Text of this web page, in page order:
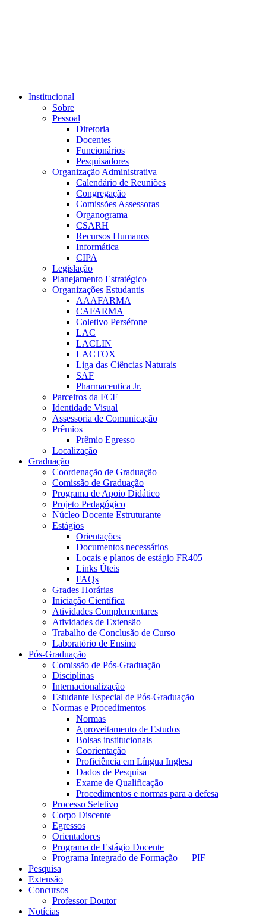
Institucional
Sobre
Pessoal
Diretoria
Docentes
Funcionários
Pesquisadores
Organização Administrativa
Calendário de Reuniões
Congregação
Comissões Assessoras
Organograma
CSARH
Recursos Humanos
Informática
CIPA
Legislação
Planejamento Estratégico
Organizações Estudantis
AAAFARMA
CAFARMA
Coletivo Perséfone
LAC
LACLIN
LACTOX
Liga das Ciências Naturais
SAF
Pharmaceutica Jr.
Parceiros da FCF
Identidade Visual
Assessoria de Comunicação
Prêmios
Prêmio Egresso
Localização
Graduação
Coordenação de Graduação
Comissão de Graduação
Programa de Apoio Didático
Projeto Pedagógico
Núcleo Docente Estruturante
Estágios
Orientações
Documentos necessários
Locais e planos de estágio FR405
Links Úteis
FAQs
Grades Horárias
Iniciação Científica
Atividades Complementares
Atividades de Extensão
Trabalho de Conclusão de Curso
Laboratório de Ensino
Pós-Graduação
Comissão de Pós-Graduação
Disciplinas
Internacionalização
Estudante Especial de Pós-Graduação
Normas e Procedimentos
Normas
Aproveitamento de Estudos
Bolsas institucionais
Coorientação
Proficiência em Língua Inglesa
Dados de Pesquisa
Exame de Qualificação
Procedimentos e normas para a defesa
Processo Seletivo
Corpo Discente
Egressos
Orientadores
Programa de Estágio Docente
Programa Integrado de Formação — PIF
Pesquisa
Extensão
Concursos
Professor Doutor
Notícias